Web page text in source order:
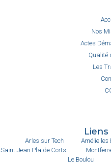
Nos
Actes
Qualité
Les
Liens
Arles sur Tech Amélie les
Saint Jean Pla de Corts
Le Boulou